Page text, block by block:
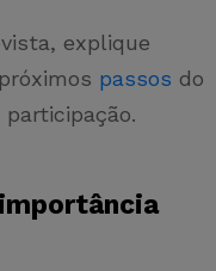
explique
passos do